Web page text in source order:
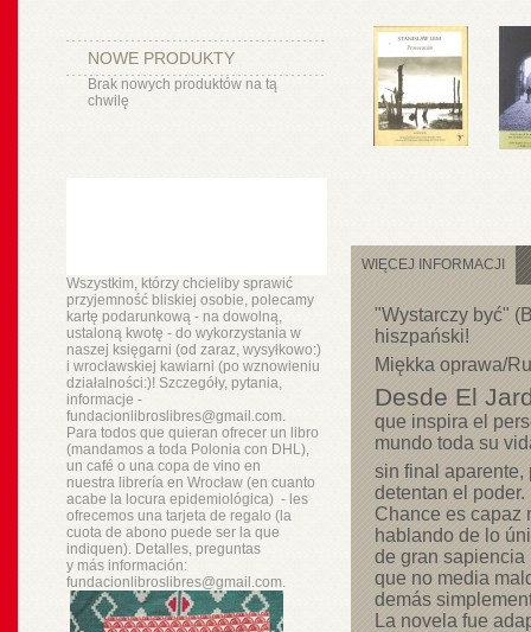
NOWE PRODUKTY
Brak nowych produktów na tą
chwilę
Wszystkim, którzy chcieliby sprawić
przyjemność bliskiej osobie, polecamy
kartę podarunkową - na dowolną,
ustaloną kwotę - do wykorzystania w
naszej księgarni (od zaraz, wysyłkowo:)
i wrocławskiej kawiarni (po wznowieniu
działalności:)! Szczegóły, pytania,
informacje -
fundacionlibroslibres@gmail.com.
Para todos que quieran ofrecer un libro
(mandamos a toda Polonia con DHL),
un café o una copa de vino en
nuestra libreríaen Wrocław (en cuanto
acabe la locura epidemiológica) - les
ofrecemos una tarjeta de regalo (la
cuota de abono puede ser la que
indiquen). Detalles, preguntas
y másinformación:
fundacionlibroslibres@gmail.com.
WIĘCEJ INFORMACJI
"Wystarczy być"
hiszpański!
Miękka oprawa/
Desde El
que inspira el
mundo toda su
sin final
detentan el poder.
Chance es capaz
hablando de lo
de gran
que no media
demás
La novela fue